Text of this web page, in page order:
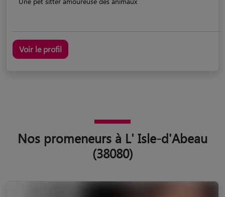
Voir le profil
Nos promeneurs à L' Isle-d'Abeau
(38080)